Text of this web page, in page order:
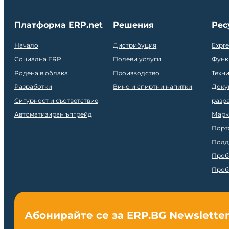
Платформа ERP.net
Начало
Социална ERP
Родена в облака
Разработки
Сигурност и съответствие
Автоматизиран ъпгрейд
Решения
Дистрибуция
Полеви услуги
Производство
Вино и спиртни напитки
Абонирайте се за ERP.BG Newsletter